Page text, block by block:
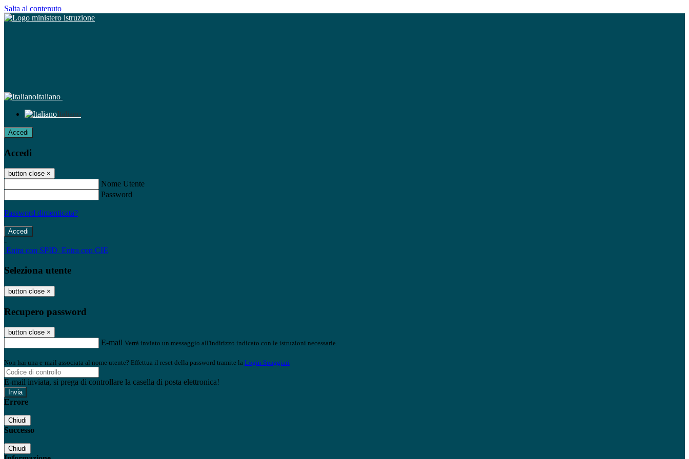
Salta al contenuto
Italiano
Italiano
Accedi
Accedi
button close ×
Nome Utente
Password
Password dimenticata?
-
Entra con SPID Entra con CIE
Seleziona utente
button close ×
Recupero password
button close ×
E-mail Verrà inviato un messaggio all'indirizzo indicato con le istruzioni necessarie.
Non hai una e-mail associata al nome utente? Effettua il reset della password tramite la Login Spaggiari
E-mail inviata, si prega di controllare la casella di posta elettronica!
Errore
Chiudi
Successo
Chiudi